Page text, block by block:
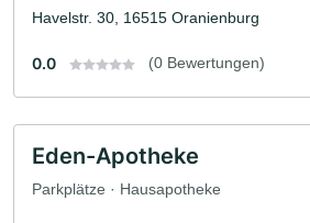
Havelstr. 30, 16515 Oranienburg
0.0 (0 Bewertungen)
Eden-Apotheke
Parkplätze · Hausapotheke